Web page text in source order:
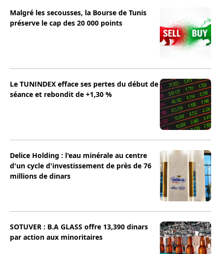
Malgré les secousses, la Bourse de Tunis
préserve le cap des 20 000 points
Le TUNINDEX efface ses pertes du début de
séance et rebondit de +1,30 %
Delice Holding : l'eau minérale au centre
d'un cycle d'investissement de près de 76
millions de dinars
SOTUVER : B.A GLASS offre 13,390 dinars
par action aux minoritaires